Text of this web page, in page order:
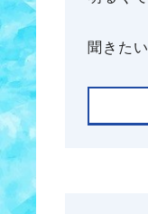
聞きた